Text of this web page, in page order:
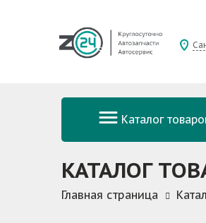
Каталог
КАТАЛОГ
Главная страница